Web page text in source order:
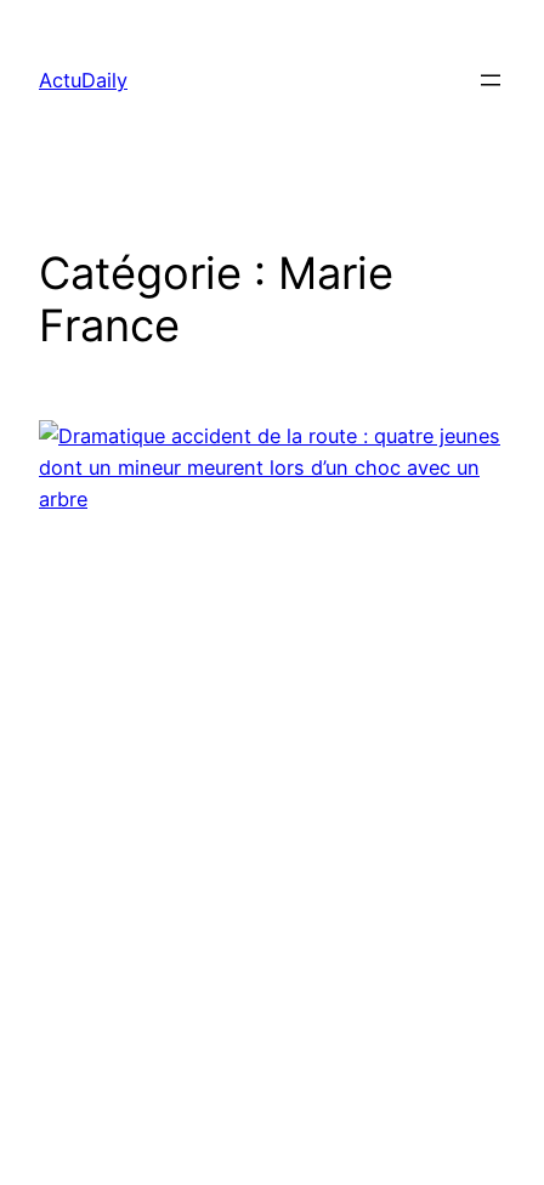
contenu
ActuDaily
Catégorie : Marie
France